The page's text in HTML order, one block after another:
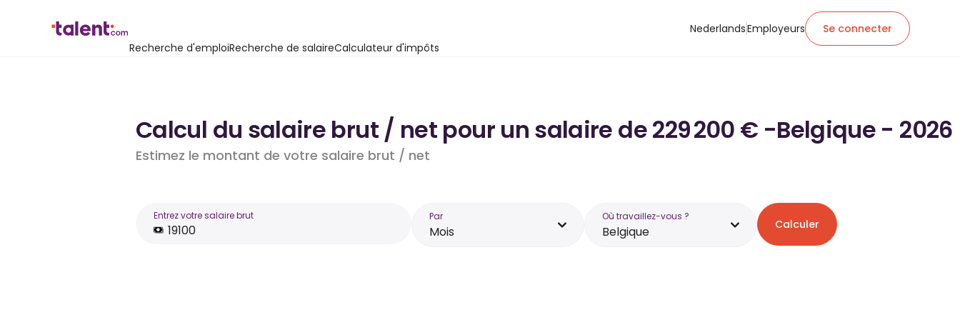
Recherche d'emploiRecherche de salaireCalculateur d'impôts
NederlandsEmployeurs Se connecter
Calcul du salaire brut / net pour un salaire de 229 200 € -Belgique - 2026
Estimez le montant de votre salaire brut / net
Entrez votre salaire brut Par
Mois
Où travaillez-vous ?
Belgique Calculer